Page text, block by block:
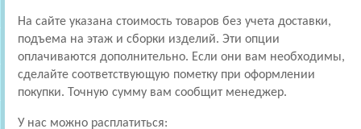
На сайте указана стоимость товаров без учета доставки,
подъема на этаж и сборки изделий. Эти опции
оплачиваются дополнительно. Если они вам необходимы,
сделайте соответствующую пометку при оформлении
покупки. Точную сумму вам сообщит менеджер.
У нас можно расплатиться: